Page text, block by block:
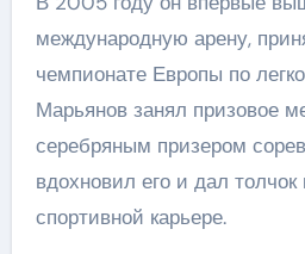
международную арену,
чемпионате Европы по
Марьянов занял призовое
серебряным призером
вдохновил его и дал
спортивной карьере.